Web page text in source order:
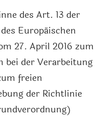
des Art. 13 der
Europäischen
27. April 2016 zum
bei der Verarbeitung
freien
der Richtlinie